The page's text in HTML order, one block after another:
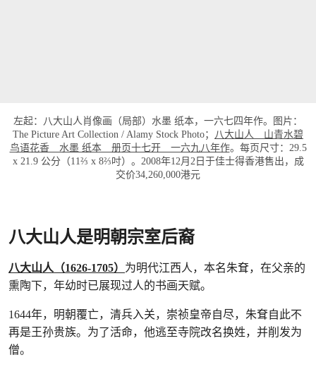
左起：八大山人肖像画（局部）水墨 纸本，一六七四年作。图片：
The Picture Art Collection / Alamy Stock Photo；
八大山人 山青水碧
鸟语花香 水墨 纸本 册页十七开 一六九八年作。每页尺寸：29.5
x 21.9 公分（11⅔ x 8⅔吋）。2008年12月2日于佳士得香港售出，成
交价34,260,000港元
八大山人是明朝宗室后裔
八大山人（1626-1705） 为明代江西人，本名朱耷，在父亲的
熏陶下，年幼时已展现过人的书画天赋。
1644年，明朝覆亡，清兵入关，崇祯皇帝自尽，朱耷自此不
再是王孙贵族。为了活命，他逃至寺院改名换姓，并削发为
僧。